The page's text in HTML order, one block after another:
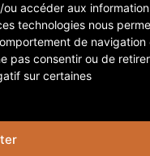
accéder aux
technologies nous
de navigation
pas consentir ou de
sur certaines